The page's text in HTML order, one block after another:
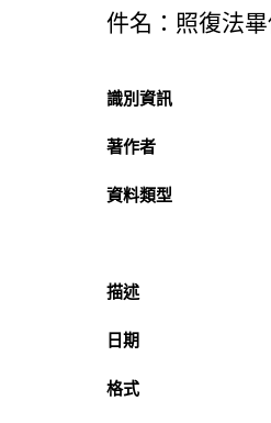
件名：照復法
識別資訊
著作者
資料類型
描述
日期
格式